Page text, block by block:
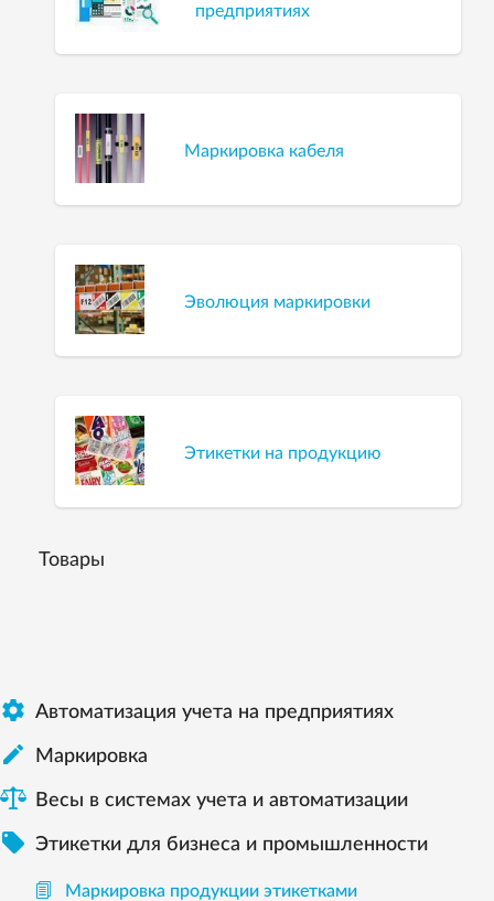
предприятиях
Маркировка кабеля
Эволюция маркировки
Этикетки на продукцию
Товары
 Автоматизация учета на предприятиях
 Маркировка
Весы в системах учета и автоматизации
 Этикетки для бизнеса и промышленности
Маркировка продукции этикетками